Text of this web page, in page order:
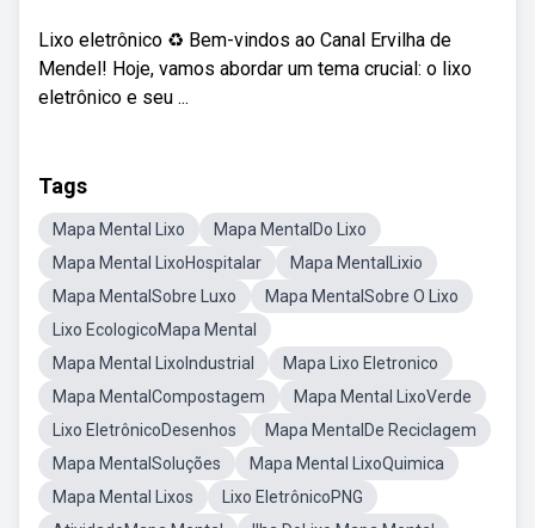
Lixo eletrônico ♻️ Bem-vindos ao Canal Ervilha de
Mendel! Hoje, vamos abordar um tema crucial: o lixo
eletrônico e seu ...
Tags
Mapa Mental Lixo
Mapa MentalDo Lixo
Mapa Mental LixoHospitalar
Mapa MentalLixio
Mapa MentalSobre Luxo
Mapa MentalSobre O Lixo
Lixo EcologicoMapa Mental
Mapa Mental LixoIndustrial
Mapa Lixo Eletronico
Mapa MentalCompostagem
Mapa Mental LixoVerde
Lixo EletrônicoDesenhos
Mapa MentalDe Reciclagem
Mapa MentalSoluções
Mapa Mental LixoQuimica
Mapa Mental Lixos
Lixo EletrônicoPNG